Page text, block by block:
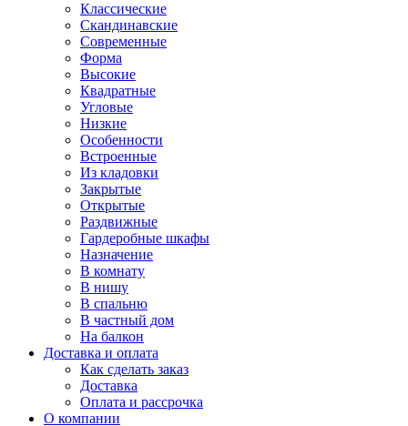
Классические
Скандинавские
Современные
Форма
Высокие
Квадратные
Угловые
Низкие
Особенности
Встроенные
Из кладовки
Закрытые
Открытые
Раздвижные
Гардеробные шкафы
Назначение
В комнату
В нишу
В спальню
В частный дом
На балкон
Доставка и оплата
Как сделать заказ
Доставка
Оплата и рассрочка
О компании